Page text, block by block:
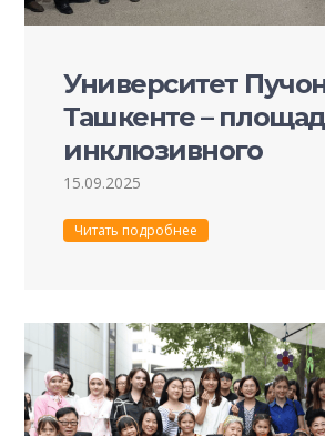
Университет
Ташкенте –
инклюзивного
образования.
15.09.2025
Читать подробнее